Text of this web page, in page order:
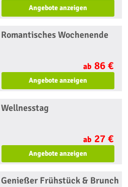
Angebote anzeigen
Romantisches Wochenende
ab 86 €
Angebote anzeigen
Wellnesstag
ab 27 €
Angebote anzeigen
Genießer Frühstück & Brunch